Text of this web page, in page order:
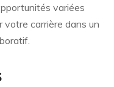
variées
carrière dans un